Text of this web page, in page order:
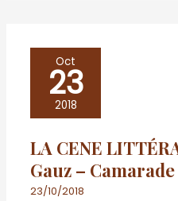
Oct
23
2018
LA CENE
Gauz –
23/10/2018
CENE
LITTÉRAIRE
23/10/18
:
Gauz